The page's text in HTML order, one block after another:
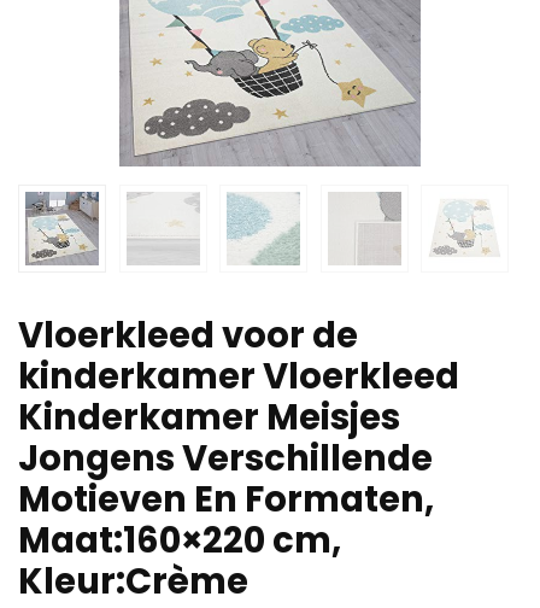
Vloerkleed voor de
kinderkamer Vloerkleed
Kinderkamer Meisjes
Jongens Verschillende
Motieven En Formaten,
Maat:160×220 cm,
Kleur:Crème